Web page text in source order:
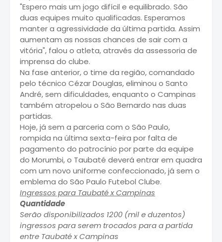
"Espero mais um jogo difícil e equilibrado. São
duas equipes muito qualificadas. Esperamos
manter a agressividade da última partida. Assim
aumentam as nossas chances de sair com a
vitória", falou o atleta, através da assessoria de
imprensa do clube.
Na fase anterior, o time da região, comandado
pelo técnico Cézar Douglas, eliminou o Santo
André, sem dificuldades, enquanto o Campinas
também atropelou o São Bernardo nas duas
partidas.
Hoje, já sem a parceria com o São Paulo,
rompida na última sexta-feira por falta de
pagamento do patrocínio por parte da equipe
do Morumbi, o Taubaté deverá entrar em quadra
com um novo uniforme confeccionado, já sem o
emblema do São Paulo Futebol Clube.
Ingressos para Taubaté x Campinas
Quantidade
Serão disponibilizados 1200 (mil e duzentos)
ingressos para serem trocados para a partida
entre Taubaté x Campinas